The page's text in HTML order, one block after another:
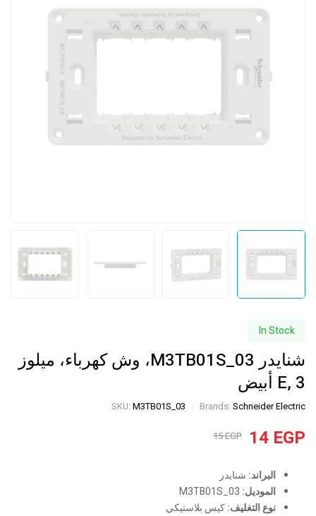
In Stock
شنايدر M3TB01S_03، وش كهرباء، ميلوز
E, 3 أبيض
Brands: Schneider Electric
SKU: M3TB01S_03
15EGP 14 EGP
البراند: شنايدر
الموديل:
نوع التغليف:كيس بلاستيكي